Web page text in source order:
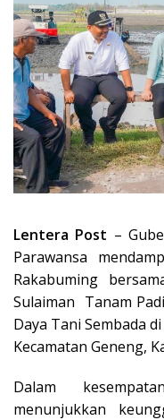
Lentera Post –
Parawansa
Rakabuming
Sulaiman Tanam
Daya Tani Sembada
Kecamatan Geneng,
Dalam
menunjukkan